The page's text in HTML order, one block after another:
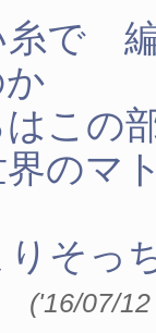
で
か
この
のマ
そっ
('16/07/